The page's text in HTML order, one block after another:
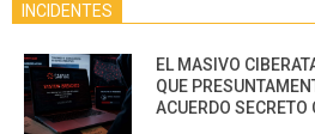
INCIDENTES
EL MASIVO
QUE
ACUERDO SECRETO